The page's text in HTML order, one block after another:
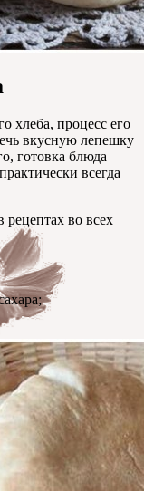
хлеба, процесс его
вкусную лепешку
готовка блюда
всегда
во всех